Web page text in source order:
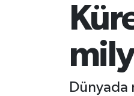
Dünyada
Aslanapa
Biyografiler
Süper Lig Puan
Tüm Manşetler
Son Dakika Haberleri